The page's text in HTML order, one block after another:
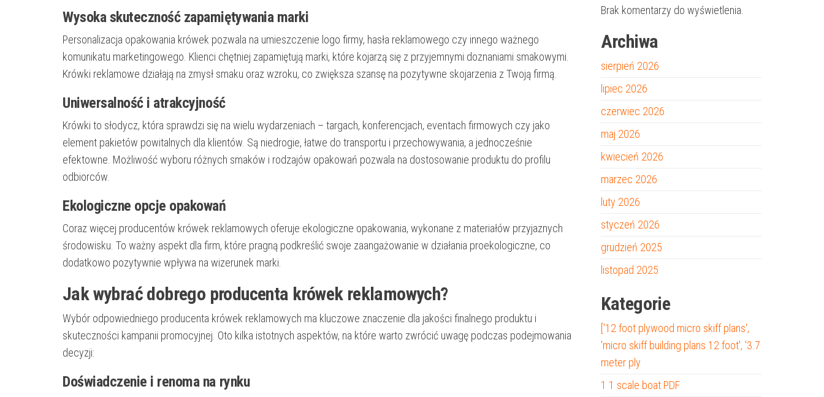
Wysoka skuteczność zapamiętywania marki
Personalizacja opakowania krówek pozwala na umieszczenie logo firmy, hasła reklamowego czy innego ważnego
komunikatu marketingowego. Klienci chętniej zapamiętują marki, które kojarzą się z przyjemnymi doznaniami smakowymi.
Krówki reklamowe działają na zmysł smaku oraz wzroku, co zwiększa szansę na pozytywne skojarzenia z Twoją firmą.
Uniwersalność i atrakcyjność
Krówki to słodycz, która sprawdzi się na wielu wydarzeniach – targach, konferencjach, eventach firmowych czy jako
element pakietów powitalnych dla klientów. Są niedrogie, łatwe do transportu i przechowywania, a jednocześnie
efektowne. Możliwość wyboru różnych smaków i rodzajów opakowań pozwala na dostosowanie produktu do profilu
odbiorców.
Ekologiczne opcje opakowań
Coraz więcej producentów krówek reklamowych oferuje ekologiczne opakowania, wykonane z materiałów przyjaznych
środowisku. To ważny aspekt dla firm, które pragną podkreślić swoje zaangażowanie w działania proekologiczne, co
dodatkowo pozytywnie wpływa na wizerunek marki.
Jak wybrać dobrego producenta krówek reklamowych?
Wybór odpowiedniego producenta krówek reklamowych ma kluczowe znaczenie dla jakości finalnego produktu i
skuteczności kampanii promocyjnej. Oto kilka istotnych aspektów, na które warto zwrócić uwagę podczas podejmowania
decyzji:
Doświadczenie i renoma na rynku
Brak komentarzy do wyświetlenia.
Archiwa
sierpień 2026
lipiec 2026
czerwiec 2026
maj 2026
kwiecień 2026
marzec 2026
luty 2026
styczeń 2026
grudzień 2025
listopad 2025
Kategorie
['12 foot plywood micro skiff plans',
'micro skiff building plans 12 foot', '3.7
meter ply
1 1 scale boat PDF